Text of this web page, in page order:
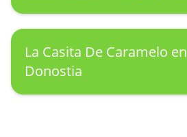
La Casita De Caramelo en
Donostia